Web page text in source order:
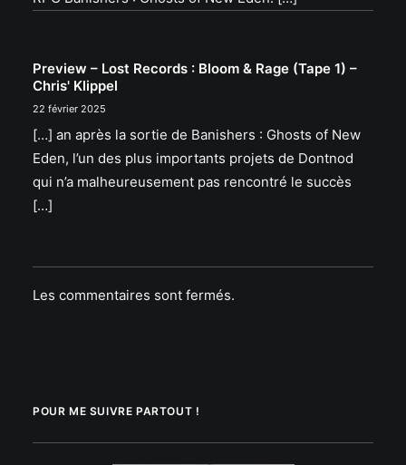
Preview – Lost Records : Bloom & Rage (Tape 1) –
Chris' Klippel
22 février 2025
[…] an après la sortie de Banishers : Ghosts of New
Eden, l’un des plus importants projets de Dontnod
qui n’a malheureusement pas rencontré le succès
[…]
Les commentaires sont fermés.
POUR ME SUIVRE PARTOUT !